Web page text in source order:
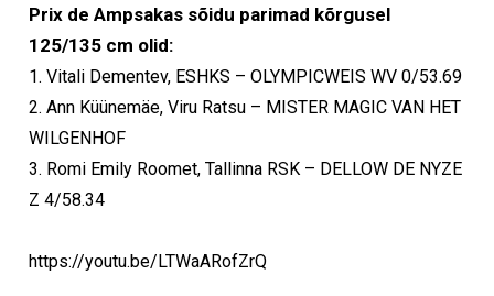
Prix de Ampsakas sõidu parimad kõrgusel
125/135 cm olid:
1. Vitali Dementev, ESHKS – OLYMPICWEIS WV 0/53.69
2. Ann Küünemäe, Viru Ratsu – MISTER MAGIC VAN HET
WILGENHOF
3. Romi Emily Roomet, Tallinna RSK – DELLOW DE NYZE
Z 4/58.34
https://youtu.be/LTWaARofZrQ